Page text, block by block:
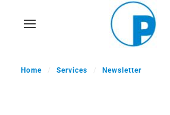
Skip
content
Home Services Newsletter